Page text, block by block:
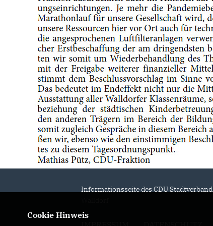
Informationsseite des CDU Stadtverband
Cookie Hinweis